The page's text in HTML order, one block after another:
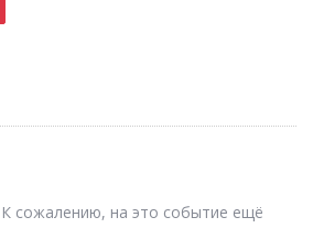
К сожалению, на это событие ещё